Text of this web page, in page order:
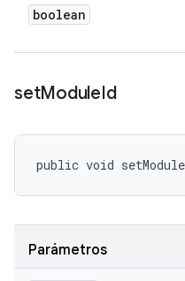
boolean
setModuleId
public void
Parámetros